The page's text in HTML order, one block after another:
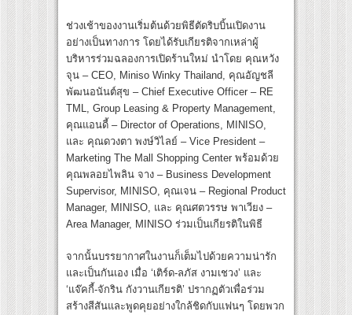
ช่วงเช้าของงานเริ่มต้นด้วยพิธีตัดริบบิ้นเปิดงาน
อย่างเป็นทางการ โดยได้รับเกียรติจากเหล่าผู้
บริหารร่วมฉลองการเปิดร้านใหม่ นำโดย คุณหวัง
จุน – CEO, Miniso Winky Thailand, คุณอัญชลี
พัฒนอนันต์สุข – Chief Executive Officer – RE
TML, Group Leasing & Property Management,
คุณแอนดี้ – Director of Operations, MINISO,
และ คุณดวงตา พงษ์วิไลย์ – Vice President –
Marketing The Mall Shopping Center พร้อมด้วย
คุณพลอยไพลิน จาง – Business Development
Supervisor, MINISO, คุณเจน – Regional Product
Manager, MINISO, และ คุณศตวรรษ พาเวียง –
Area Manager, MINISO ร่วมเป็นเกียรติในพิธี
จากนั้นบรรยากาศในงานก็เต็มไปด้วยความน่ารัก
และเป็นกันเอง เมื่อ ‘เติร์ด-ลภัส งามเชวง’ และ
‘แจ๊คกี้-จักริน กังวานเกียรติ’ ปรากฏตัวเพื่อร่วม
สร้างสีสันและพูดคุยอย่างใกล้ชิดกับแฟนๆ โดยพวก